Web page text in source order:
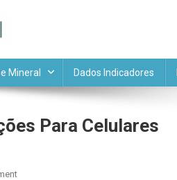
Mineral Dados Indicadores
Para Celulares
On